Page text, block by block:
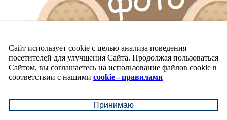
Сайт использует cookie с целью анализа поведения
посетителей для улучшения Сайта. Продолжая пользоваться
Сайтом, вы соглашаетесь на использование файлов cookie в
соответствии с нашими cookie - правилами
Принимаю